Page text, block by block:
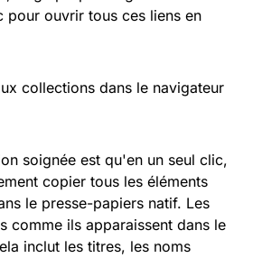
pour ouvrir tous ces liens en
soignée est qu'en un seul clic,
copier tous les éléments
le presse-papiers natif. Les
comme ils apparaissent dans le
inclut les titres, les noms